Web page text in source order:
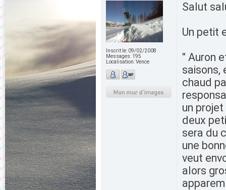
Inscrit le: 09/02/2008
Messages: 195
Localisation:Vence
Salut
Un petit
" Auron
saisons,
chaud
un
deux
sera du
une
veut
alors